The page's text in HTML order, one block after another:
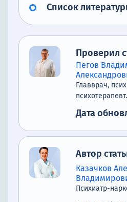
Список
Проверил
Пегов
Главврач,
психотерапевт.
Дата
Автор
Казачков
Психиатр-